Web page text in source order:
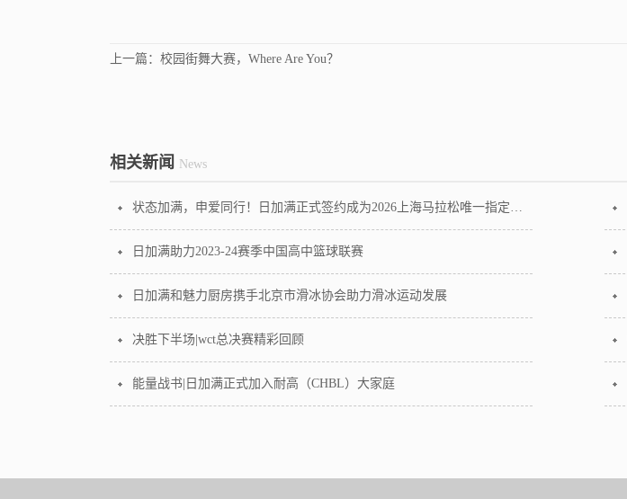
上一篇： 校园街舞大赛，Where Are You？
相关新闻 News
状态加满，申爱同行！日加满正式签约成为2026上海马拉松唯一指定保健饮料赞助商
日加满助力2023-24赛季中国高中篮球联赛
日加满和魅力厨房携手北京市滑冰协会助力滑冰运动发展
决胜下半场|wct总决赛精彩回顾
能量战书|日加满正式加入耐高（CHBL）大家庭